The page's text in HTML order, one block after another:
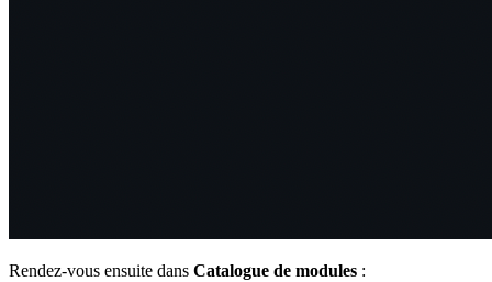
Rendez-vous ensuite dans Catalogue de modules :